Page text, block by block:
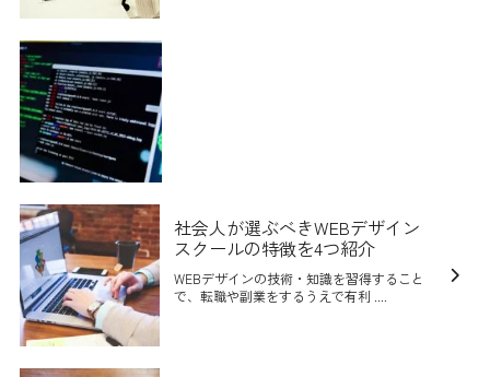
社会人が選ぶべきWEBデザイン
スクールの特徴を4つ紹介
WEBデザインの技術・知識を習得すること
で、転職や副業をするうえで有利 ....